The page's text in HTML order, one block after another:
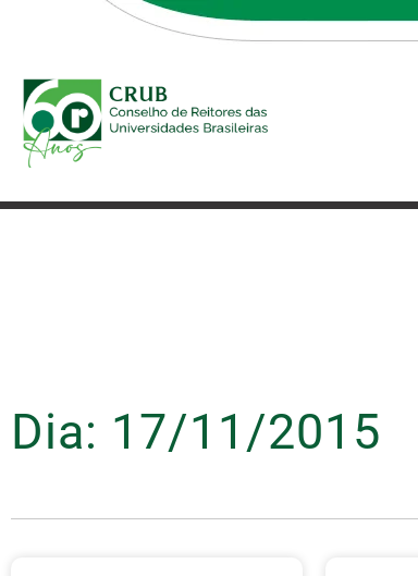
Dia: 17/11/2015